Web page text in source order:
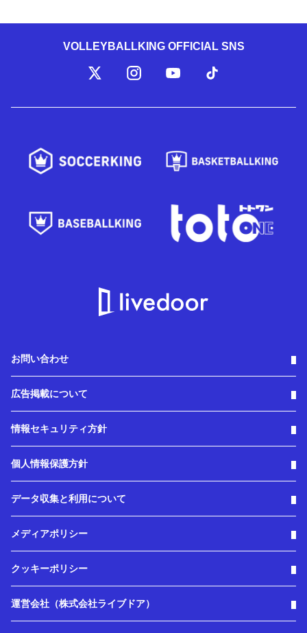
VOLLEYBALLKING OFFICIAL SNS
お問い合わせ
広告掲載について
情報セキュリティ方針
個人情報保護方針
データ収集と利用について
メディアポリシー
クッキーポリシー
運営会社（株式会社ライブドア）